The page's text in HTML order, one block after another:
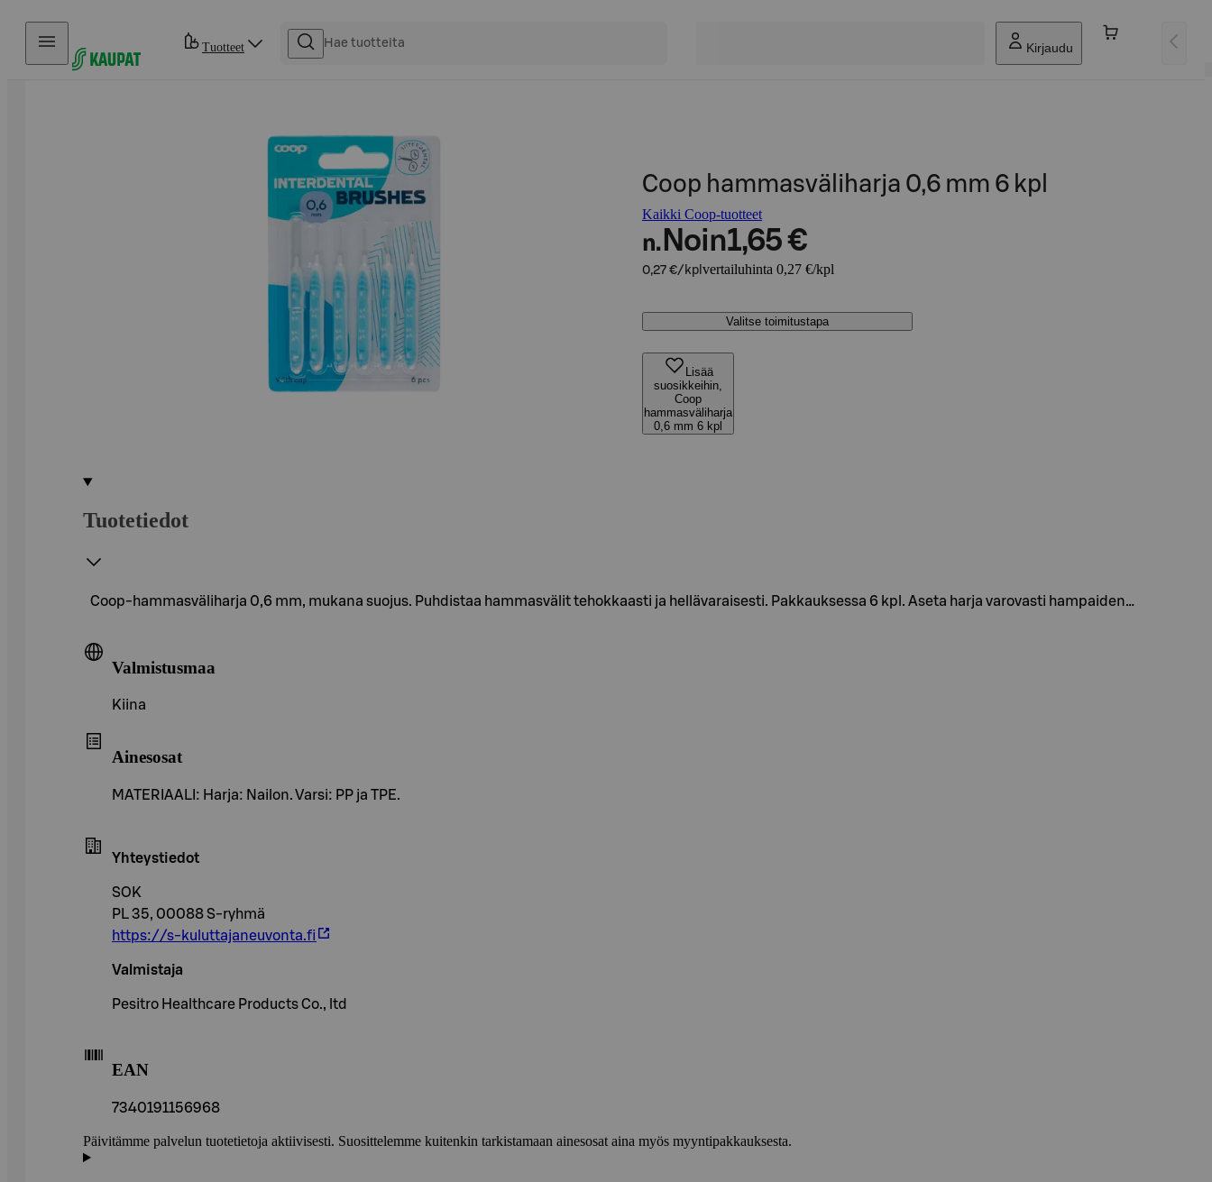
Hyppää sisältöön
Tuotteet Kirjaudu
Coop hammasväliharja 0,6 mm 6 kpl
Kaikki Coop-tuotteet
n. Noin1,65 €
0,27 €/kpl vertailuhinta 0,27 €/kpl
Valitse toimitustapa
Lisää
suosikkeihin,
Coop
hammasväliharja
0,6 mm 6 kpl
Tuotetiedot
Coop-hammasväliharja 0,6 mm, mukana suojus. Puhdistaa hammasvälit tehokkaasti ja hellävaraisesti. Pakkauksessa 6 kpl. Aseta harja varovasti hampaiden…
Valmistusmaa
Kiina
Ainesosat
MATERIAALI: Harja: Nailon. Varsi: PP ja TPE.
Yhteystiedot
SOK
PL 35, 00088 S-ryhmä
https://s-kuluttajaneuvonta.fi
Valmistaja
Pesitro Healthcare Products Co., ltd
EAN
7340191156968
Päivitämme palvelun tuotetietoja aktiivisesti. Suosittelemme kuitenkin tarkistamaan ainesosat aina myös myyntipakkauksesta.